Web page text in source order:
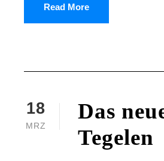
Read More
18
MRZ
Das
Tegelen